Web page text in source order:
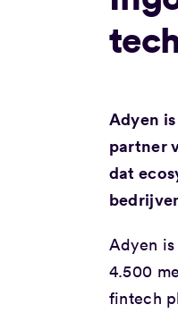
Adyen
partner
dat
Adyen
4.500
fintech